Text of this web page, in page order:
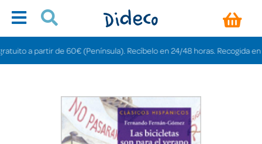
a partir de 60€ (Península). Recíbelo en 24/48 horas. Recogida en